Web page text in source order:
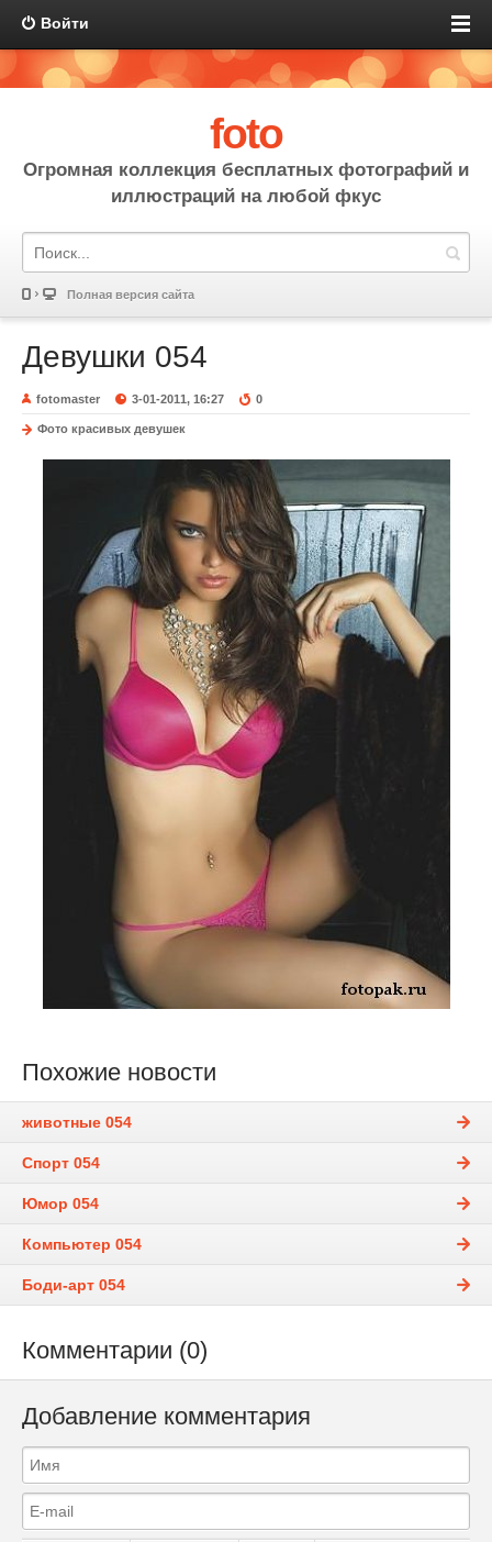
Войти
foto
Огромная коллекция бесплатных фотографий и
иллюстраций на любой фкус
Полная версия сайта
Девушки 054
fotomaster 3-01-2011, 16:27 0
Фото красивых девушек
Похожие новости
животные 054
Спорт 054
Юмор 054
Компьютер 054
Боди-арт 054
Комментарии (0)
Добавление комментария